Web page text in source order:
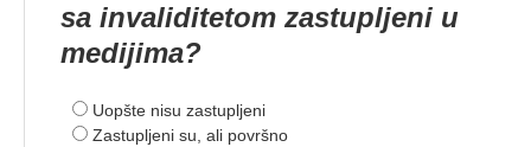
sa invaliditetom zastupljeni u
medijima?
Uopšte nisu zastupljeni
Zastupljeni su, ali površno